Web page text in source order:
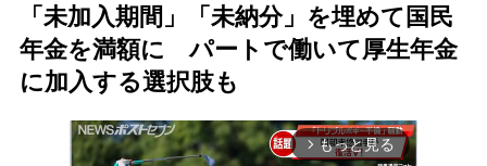
「未加入期間」「未納分」を埋めて国民
年金を満額に パートで働いて厚生年金
に加入する選択肢も
arrow_forward_ios もっと見る